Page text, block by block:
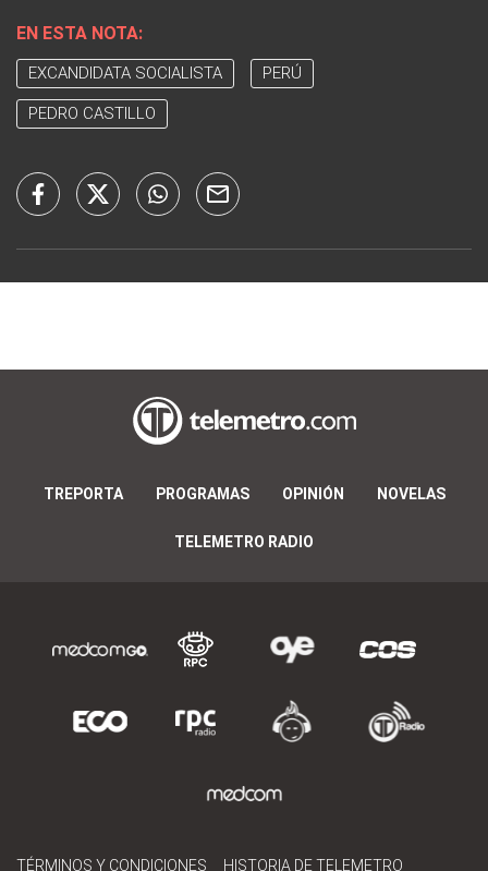
EN ESTA NOTA:
EXCANDIDATA SOCIALISTA PERÚ
PEDRO CASTILLO
TREPORTA PROGRAMAS OPINIÓN NOVELAS
TELEMETRO RADIO
TÉRMINOS Y CONDICIONES HISTORIA DE TELEMETRO